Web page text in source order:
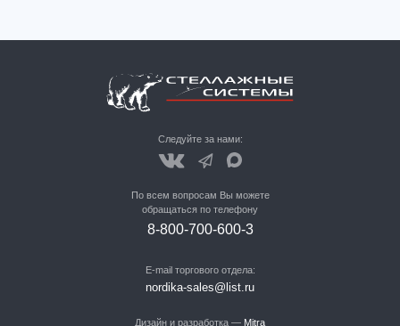
Следуйте за нами:
По всем вопросам Вы можете
обращаться по телефону
8-800-700-600-3
E-mail торгового отдела:
nordika-sales@list.ru
Дизайн и разработка — Mitra